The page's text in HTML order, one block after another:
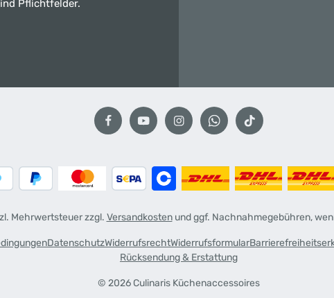
Pflichtfelder.
Mehrwertsteuer zzgl. Versandkostenund ggf. Nachnahmegebühren,
© 2026 Culinaris Küchenaccessoires
DatenschutzWiderrufsrechtWiderrufsformular
Rücksendung & Erstattung